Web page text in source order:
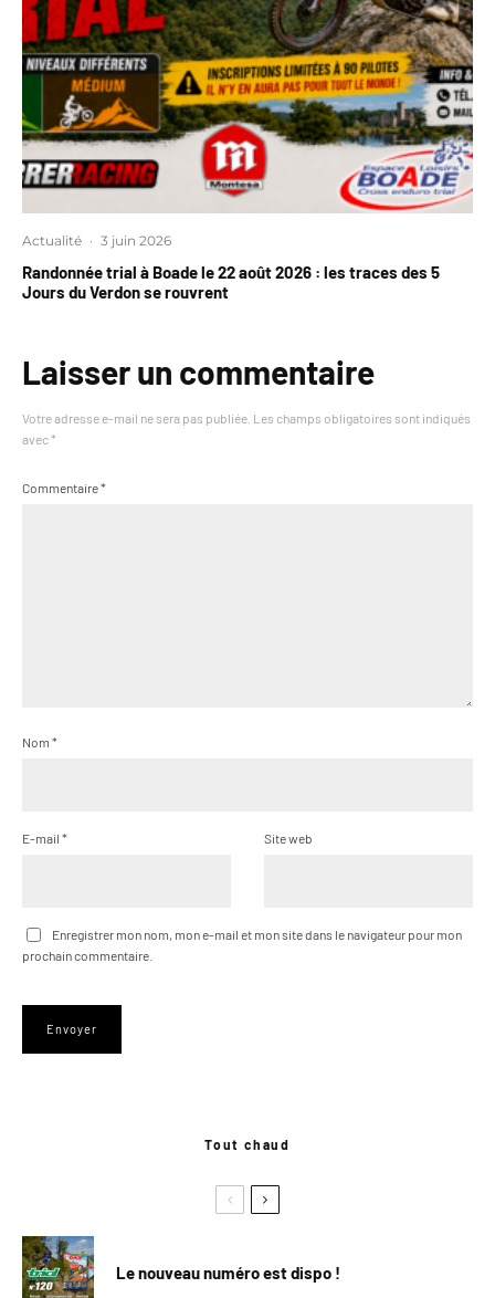
Actualité · 3 juin 2026
Randonnée trial à Boade le 22 août 2026 : les traces des 5
Jours du Verdon se rouvrent
Laisser un commentaire
Votre adresse e-mail ne sera pas publiée. Les champs obligatoires sont indiqués
avec *
Commentaire*
Nom *
E-mail * Site web
Enregistrer mon nom, mon e-mail et mon site dans le navigateur pour mon
prochain commentaire.
Tout chaud
Le nouveau numéro est dispo !